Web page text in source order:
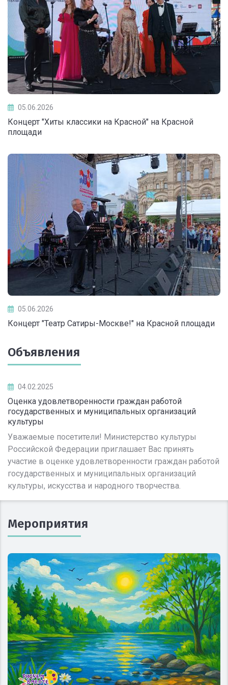
05.06.2026
Концерт "Хиты классики на Красной" на Красной
площади
05.06.2026
Концерт "Театр Сатиры-Москве!" на Красной площади
Объявления
04.02.2025
Оценка удовлетворенности граждан работой
государственных и муниципальных организаций
культуры
Уважаемые посетители! Министерство культуры
Российской Федерации приглашает Вас принять
участие в оценке удовлетворенности граждан работой
государственных и муниципальных организаций
культуры, искусства и народного творчества.
Мероприятия